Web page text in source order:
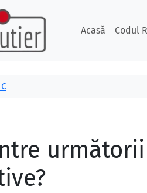
Acasă Codul